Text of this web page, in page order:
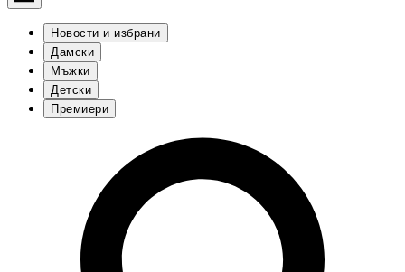
Новости и избрани
Дамски
Мъжки
Детски
Премиери